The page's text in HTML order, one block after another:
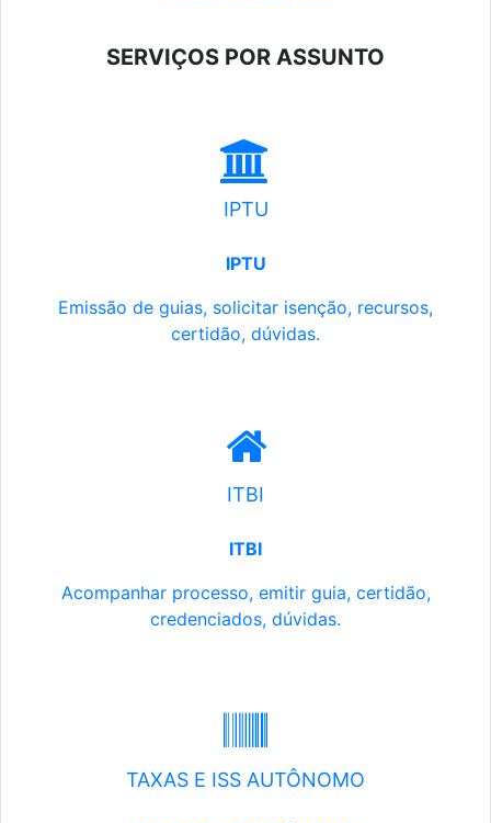
SERVIÇOS POR ASSUNTO
IPTU
IPTU
Emissão de guias, solicitar isenção, recursos,
certidão, dúvidas.
ITBI
ITBI
Acompanhar processo, emitir guia, certidão,
credenciados, dúvidas.
TAXAS E ISS AUTÔNOMO